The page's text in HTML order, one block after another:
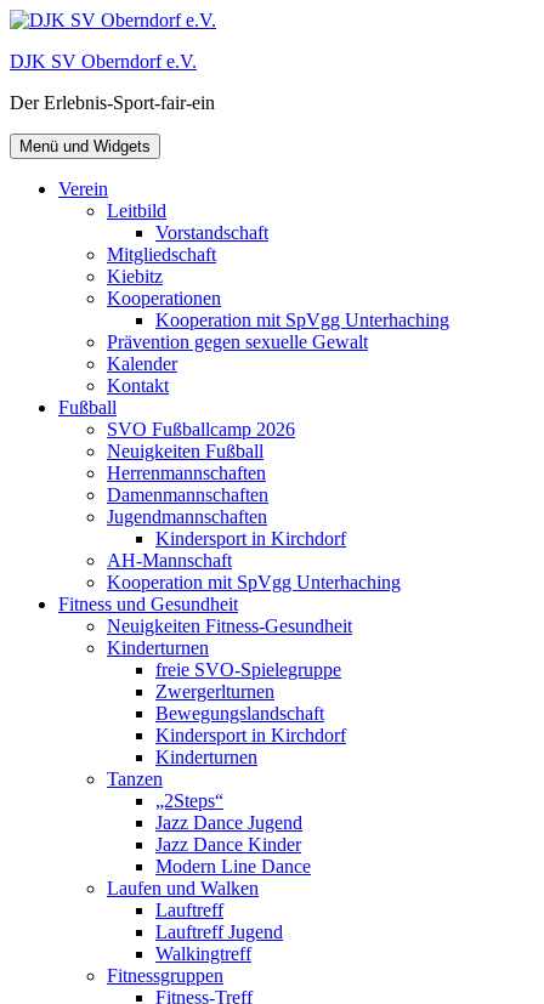
Zum
springen
DJK SV Oberndorf e.V.
Der Erlebnis-Sport-fair-ein
Menü und Widgets
Verein
Leitbild
Vorstandschaft
Mitgliedschaft
Kiebitz
Kooperationen
Kooperation mit SpVgg Unterhaching
Prävention gegen sexuelle Gewalt
Kalender
Kontakt
Fußball
SVO Fußballcamp 2026
Neuigkeiten Fußball
Herrenmannschaften
Damenmannschaften
Jugendmannschaften
Kindersport in Kirchdorf
AH-Mannschaft
Kooperation mit SpVgg Unterhaching
Fitness und Gesundheit
Neuigkeiten Fitness-Gesundheit
Kinderturnen
freie SVO-Spielegruppe
Zwergerlturnen
Bewegungslandschaft
Kindersport in Kirchdorf
Kinderturnen
Tanzen
„2Steps“
Jazz Dance Jugend
Jazz Dance Kinder
Modern Line Dance
Laufen und Walken
Lauftreff
Lauftreff Jugend
Walkingtreff
Fitnessgruppen
Fitness-Treff